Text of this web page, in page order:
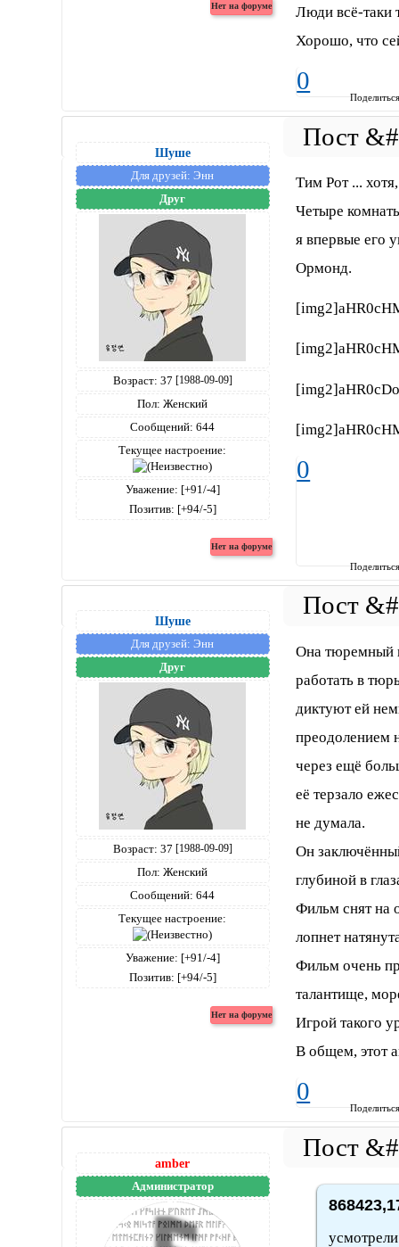
Люди всё-таки
Хорошо, что
0
Шуше
Для друзей: Энн
Друг
Возраст: 37 [1988-09-09]
Пол: Женский
Сообщений: 644
Текущее настроение:
Уважение: [+91/-4]
Позитив: [+94/-5]
Тим Рот ...
Четыре
я впервые его
Ормонд.
0
Шуше
Для друзей: Энн
Друг
Возраст: 37 [1988-09-09]
Пол: Женский
Сообщений: 644
Текущее настроение:
Уважение: [+91/-4]
Позитив: [+94/-5]
Она тюремный
работать в
диктуют ей
преодолением
через ещё
её терзало
не думала.
Он
глубиной в
Фильм снят на
лопнет
Фильм очень
талантище,
Игрой такого
В общем, этот
0
amber
Администратор